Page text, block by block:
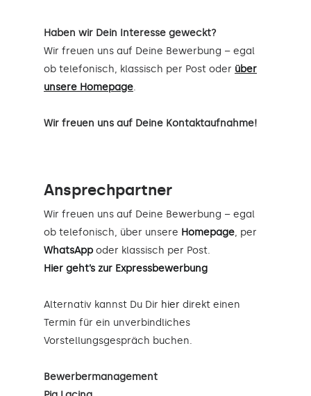
Haben wir Dein Interesse geweckt?
Wir freuen uns auf Deine Bewerbung – egal
ob telefonisch, klassisch per Post oder über
unsere Homepage.
Wir freuen uns auf Deine Kontaktaufnahme!
Ansprechpartner
Wir freuen uns auf Deine Bewerbung – egal
ob telefonisch, über unsere Homepage, per
WhatsApp oder klassisch per Post.
Hier geht’s zur Expressbewerbung
Alternativ kannst Du Dir hier direkt einen
Termin für ein unverbindliches
Vorstellungsgespräch buchen.
Bewerbermanagement